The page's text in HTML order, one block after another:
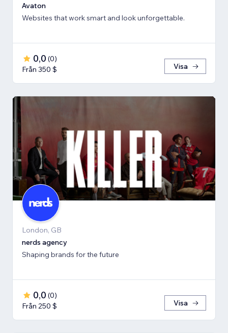
Avaton
Websites that work smart and look unforgettable.
0,0 (0)
Från 350 $
Visa
London, GB
nerds agency
Shaping brands for the future
0,0 (0)
Från 250 $
Visa